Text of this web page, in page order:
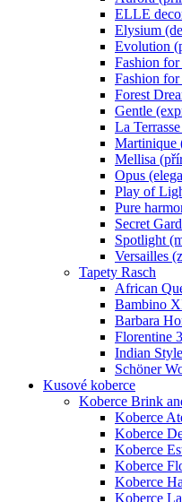
ELLE
Elysium
Evolution
Fashion
Fashion
Forest
Gentle
La
Martinique
Mellisa
Opus
Play of
Pure
Secret
Spotlight
Versailles
Tapety Rasch
African
Bambino
Barbara
Florentine
Indian
Schöner
Kusové koberce
Koberce Brink
Koberce
Koberce
Koberce
Koberce
Koberce
Koberce